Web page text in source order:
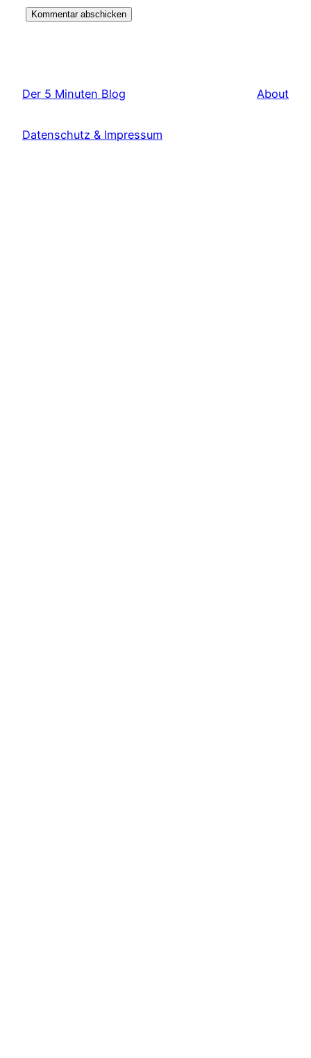
Der 5 Minuten Blog About
Datenschutz & Impressum